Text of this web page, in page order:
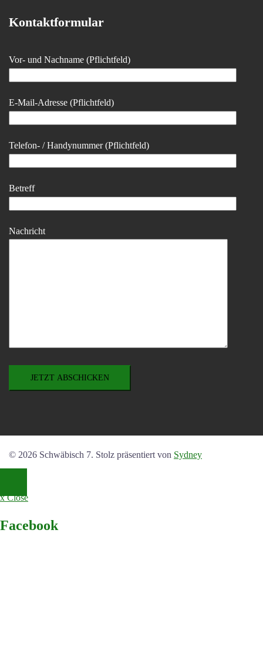
Kontaktformular
Vor- und Nachname (Pflichtfeld)
E-Mail-Adresse (Pflichtfeld)
Telefon- / Handynummer (Pflichtfeld)
Betreff
Nachricht
© 2026 Schwäbisch 7. Stolz präsentiert von Sydney
x Close
Facebook